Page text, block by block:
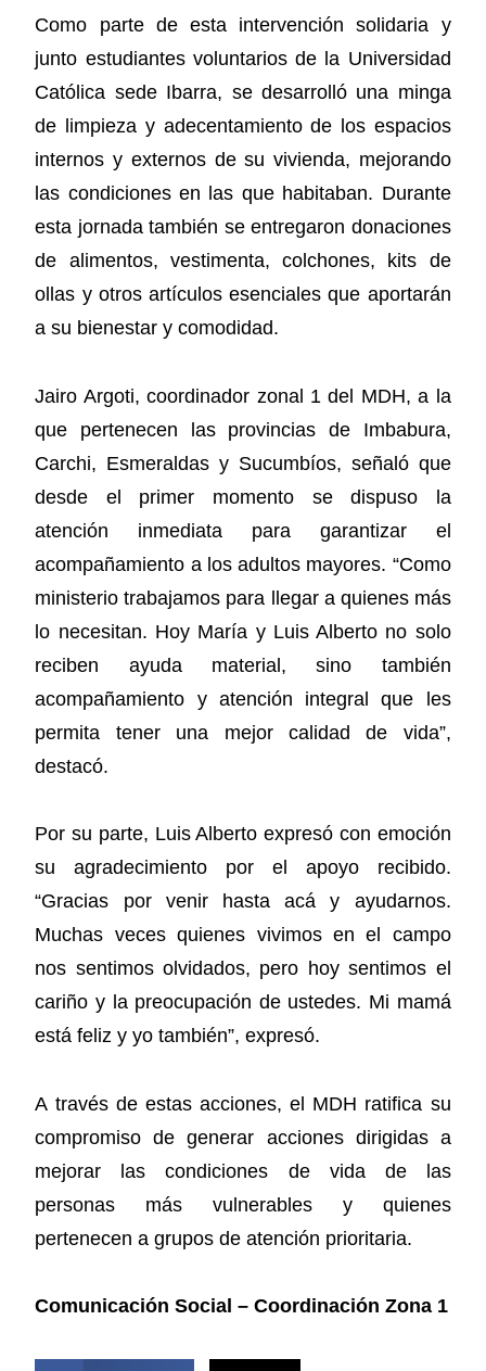
Como parte de esta intervención solidaria y
junto estudiantes voluntarios de la Universidad
Católica sede Ibarra, se desarrolló una minga
de limpieza y adecentamiento de los espacios
internos y externos de su vivienda, mejorando
las condiciones en las que habitaban. Durante
esta jornada también se entregaron donaciones
de alimentos, vestimenta, colchones, kits de
ollas y otros artículos esenciales que aportarán
a su bienestar y comodidad.
Jairo Argoti, coordinador zonal 1 del MDH, a la
que pertenecen las provincias de Imbabura,
Carchi, Esmeraldas y Sucumbíos, señaló que
desde el primer momento se dispuso la
atención inmediata para garantizar el
acompañamiento a los adultos mayores. “Como
ministerio trabajamos para llegar a quienes más
lo necesitan. Hoy María y Luis Alberto no solo
reciben ayuda material, sino también
acompañamiento y atención integral que les
permita tener una mejor calidad de vida”,
destacó.
Por su parte, Luis Alberto expresó con emoción
su agradecimiento por el apoyo recibido.
“Gracias por venir hasta acá y ayudarnos.
Muchas veces quienes vivimos en el campo
nos sentimos olvidados, pero hoy sentimos el
cariño y la preocupación de ustedes. Mi mamá
está feliz y yo también”, expresó.
A través de estas acciones, el MDH ratifica su
compromiso de generar acciones dirigidas a
mejorar las condiciones de vida de las
personas más vulnerables y quienes
pertenecen a grupos de atención prioritaria.
Comunicación Social – Coordinación Zona 1